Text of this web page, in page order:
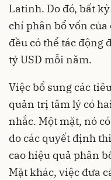
Latinh. Do đó, bất
chí phân bổ vốn
đều có thể tác động
tỷ USD mỗi năm.
Việc bổ sung các
quản trị tâm lý có
nhắc. Một mặt, nó
do các quyết định
cao hiệu quả phân
Mặt khác, việc đưa